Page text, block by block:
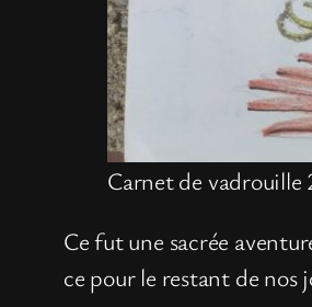
Carnet de vadrouille
Ce fut une sacrée
ce pour le restant de nos